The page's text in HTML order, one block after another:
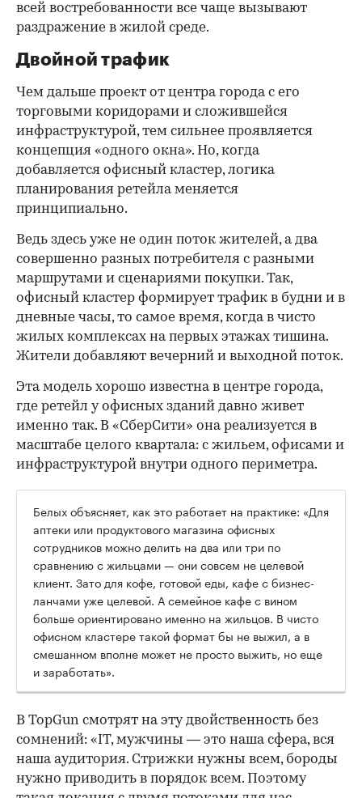
всей востребованности все чаще вызывают
раздражение в жилой среде.
Двойной трафик
Чем дальше проект от центра города с его
торговыми коридорами и сложившейся
инфраструктурой, тем сильнее проявляется
концепция «одного окна». Но, когда
добавляется офисный кластер, логика
планирования ретейла меняется
принципиально.
Ведь здесь уже не один поток жителей, а два
совершенно разных потребителя с разными
маршрутами и сценариями покупки. Так,
офисный кластер формирует трафик в будни и в
дневные часы, то самое время, когда в чисто
жилых комплексах на первых этажах тишина.
Жители добавляют вечерний и выходной поток.
Эта модель хорошо известна в центре города,
где ретейл у офисных зданий давно живет
именно так. В «СберСити» она реализуется в
масштабе целого квартала: с жильем, офисами и
инфраструктурой внутри одного периметра.
Белых объясняет, как это работает на практике: «Для
аптеки или продуктового магазина офисных
сотрудников можно делить на два или три по
сравнению с жильцами — они совсем не целевой
клиент. Зато для кофе, готовой еды, кафе с бизнес-
ланчами уже целевой. А семейное кафе с вином
больше ориентировано именно на жильцов. В чисто
офисном кластере такой формат бы не выжил, а в
смешанном вполне может не просто выжить, но еще
и заработать».
В TopGun смотрят на эту двойственность без
сомнений: «IT, мужчины — это наша сфера, вся
наша аудитория. Стрижки нужны всем, бороды
нужно приводить в порядок всем. Поэтому